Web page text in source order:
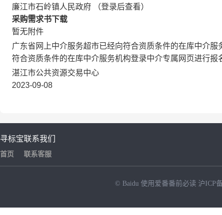
廉江市石岭镇人民政府 （登录后查看）
采购需求书下载
暂无附件
广东省网上中介服务超市已经向符合资质条件的在库中介
符合资质条件的在库中介服务机构登录中介专属网页进行报
湛江市公共资源交易中心
2023-09-08
寻标宝
首页
联系我们
联系客服
© Baidu 使用爱番番前必读 沪ICP